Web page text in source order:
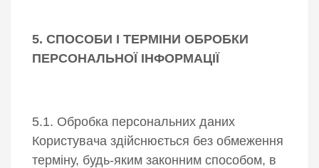
5. СПОСОБИ І ТЕРМІНИ ОБРОБКИ
ПЕРСОНАЛЬНОЇ ІНФОРМАЦІЇ
5.1. Обробка персональних даних
Користувача здійснюється без обмеження
терміну, будь-яким законним способом, в